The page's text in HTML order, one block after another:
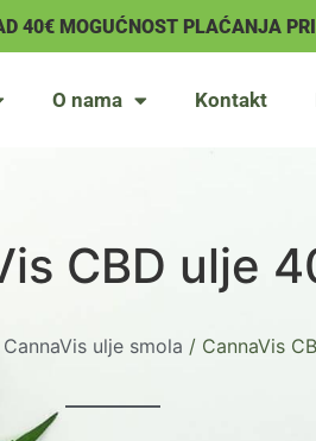
40€ MOGUĆNOST PLAĆANJA
O nama Kontakt
CBD ulje
CannaVis ulje smola / CannaVis